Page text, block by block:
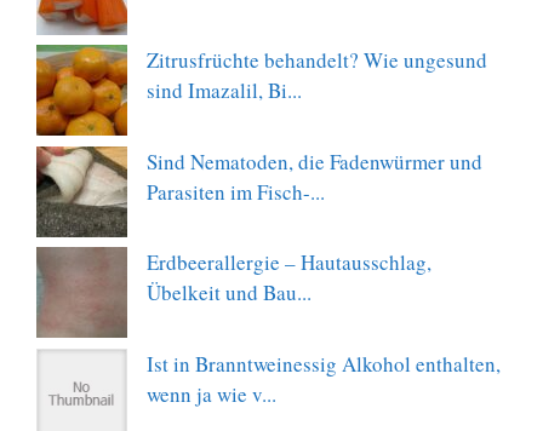
Zitrusfrüchte behandelt? Wie ungesund
sind Imazalil, Bi...
Sind Nematoden, die Fadenwürmer und
Parasiten im Fisch-...
Erdbeerallergie – Hautausschlag,
Übelkeit und Bau...
Ist in Branntweinessig Alkohol enthalten,
wenn ja wie v...